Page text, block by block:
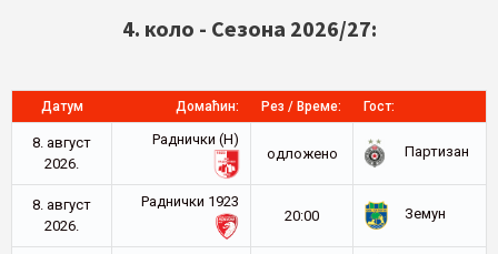
4. коло - Сезона 2026/27:
Датум Домаћин: Рез / Време: Гост:
8. август
2026.
Раднички (Н)
oдложено
Партизан
8. август
2026.
Раднички 1923
20:00
Земун